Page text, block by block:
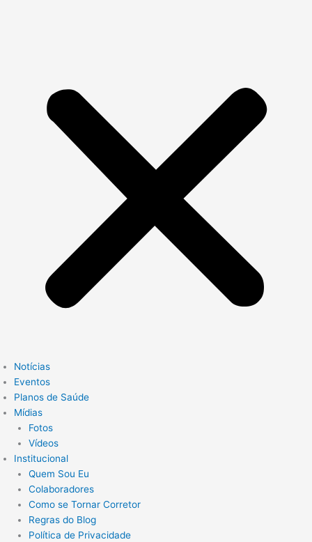
Notícias
Eventos
Planos de Saúde
Mídias
Fotos
Vídeos
Institucional
Quem Sou Eu
Colaboradores
Como se Tornar Corretor
Regras do Blog
Política de Privacidade